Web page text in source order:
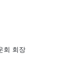
회 회장